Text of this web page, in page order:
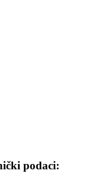
podaci: